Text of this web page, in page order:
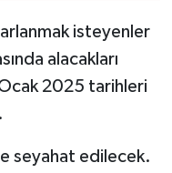
isteyenler
alacakları
2025 tarihleri
seyahat edilecek.